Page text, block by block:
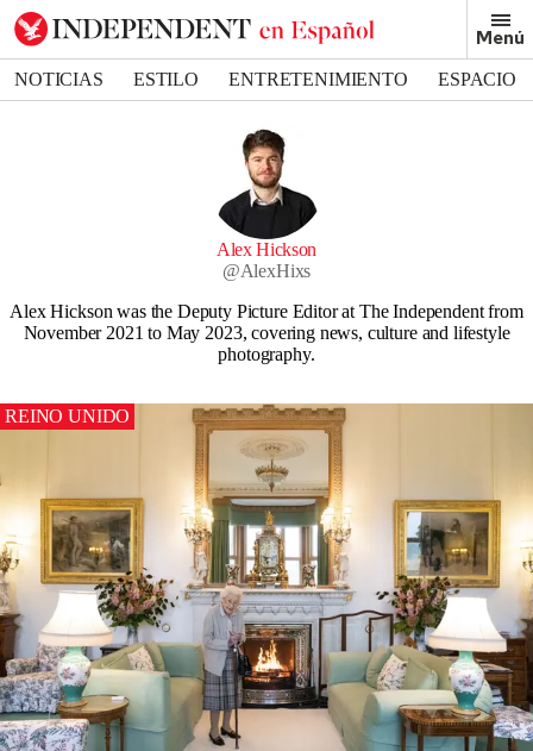
Menú
NOTICIAS ESTILO ENTRETENIMIENTO
ESPACIO
Alex Hickson
@AlexHixs
Alex Hickson was the Deputy Picture Editor at The Independent from
November 2021 to May 2023, covering news, culture and lifestyle
photography.
REINO UNIDO